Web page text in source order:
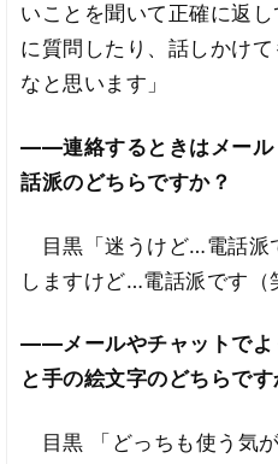
いことを聞いて正確に返
に質問したり、話しかけ
なと思います」
――連絡するときはメール
話派のどちらですか？
目黒「迷うけど…電話派
しますけど…電話派です（
――メールやチャットでよ
と手の絵文字のどちらです
目黒 「どっちも使う気